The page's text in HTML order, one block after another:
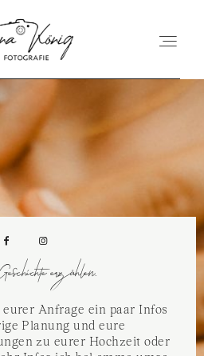
Kontakt
Tina,...
fotografie.de
erzählen.
Anfrage ein paar Infos
Planung und eure
zu eurer Hochzeit oder